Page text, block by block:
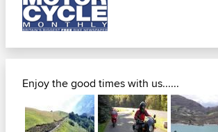
Enjoy the good times with us......